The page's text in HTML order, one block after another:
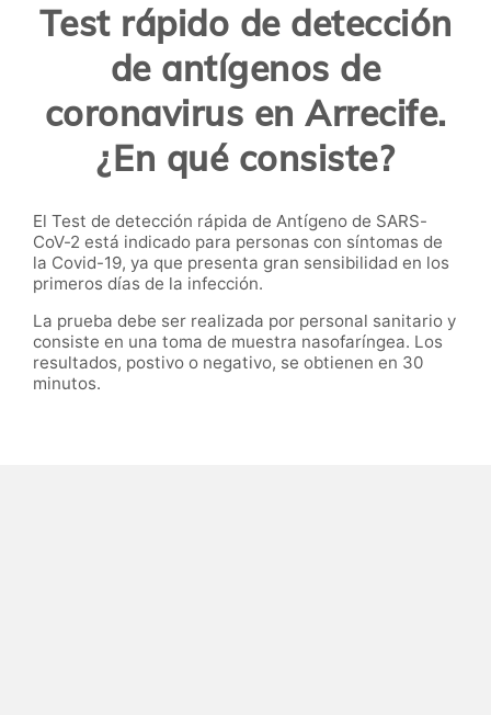
Test rápido de detección
de antígenos de
coronavirus en Arrecife.
¿En qué consiste?
El Test de detección rápida de Antígeno de SARS-
CoV-2 está indicado para personas con síntomas de
la Covid-19, ya que presenta gran sensibilidad en los
primeros días de la infección.
La prueba debe ser realizada por personal sanitario y
consiste en una toma de muestra nasofaríngea. Los
resultados, postivo o negativo, se obtienen en 30
minutos.